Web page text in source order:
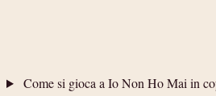
Come si gioca a Io Non Ho Mai in